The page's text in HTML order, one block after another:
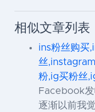
相似文章列表
ins粉丝购买
丝
粉,ig买粉丝
Facebook发
逐渐以前我